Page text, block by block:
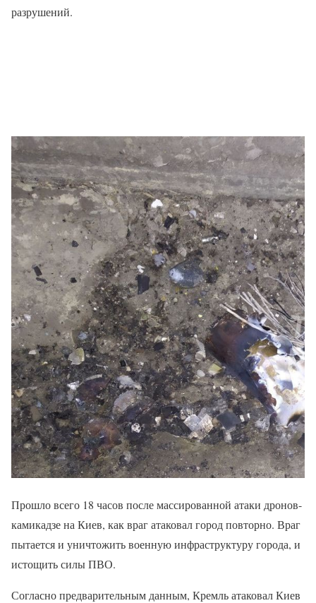
разрушений.
Прошло всего 18 часов после массированной атаки дронов-
камикадзе на Киев, как враг атаковал город повторно. Враг
пытается и уничтожить военную инфраструктуру города, и
истощить силы ПВО.
Согласно предварительным данным, Кремль атаковал Киев